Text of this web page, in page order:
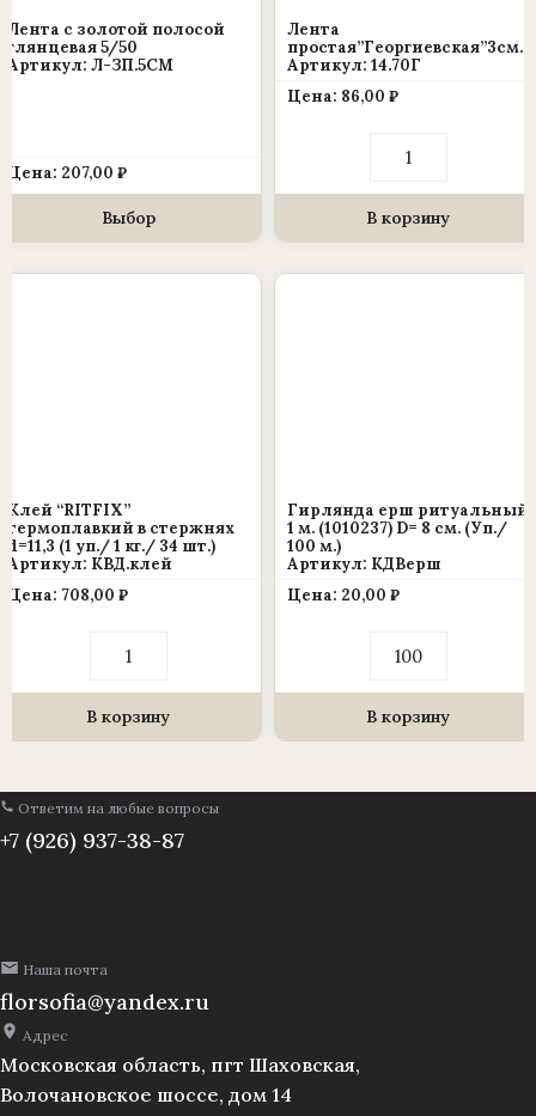
Лента с золотой полосой
глянцевая 5/50
Артикул: Л-ЗП.5СМ
Цена: 207,00 ₽
Выбор
Лента
простая”Георгиевская”3см.
Артикул: 14.70Г
Цена: 86,00 ₽
товара
В корзину
Клей “RITFIX”
термоплавкий в стержнях
d=11,3 (1 уп./ 1 кг./ 34 шт.)
Артикул: КВД.клей
Цена: 708,00 ₽
товара
“RITFIX”
термоплавкий
(1
уп./
1
кг./
В корзину
Гирлянда ерш ритуальный
1 м. (1010237) D= 8 см. (Уп./
100 м.)
Артикул: КДВерш
Цена: 20,00 ₽
товара
ерш
ритуальный
D=
В корзину
Ответим на любые вопросы
+7 (926) 937-38-87
Наша почта
florsofia@yandex.ru
Адрес
Московская область, пгт Шаховская,
Волочановское шоссе, дом 14